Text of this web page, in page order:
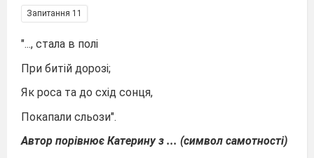
Запитання 11
"..., стала в полі
При битій дорозі;
Як роса та до схід сонця,
Покапали сльози".
Автор порівнює Катерину з ... (символ самотності)